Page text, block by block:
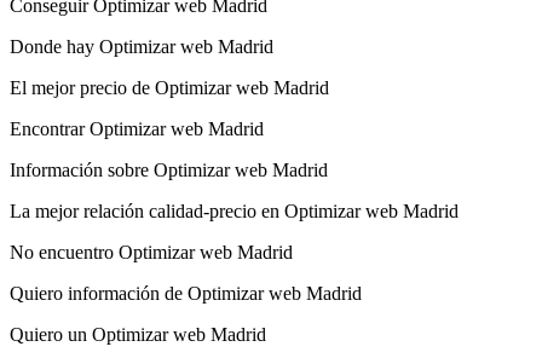
Conseguir Optimizar web Madrid
Donde hay Optimizar web Madrid
El mejor precio de Optimizar web Madrid
Encontrar Optimizar web Madrid
Información sobre Optimizar web Madrid
La mejor relación calidad-precio en Optimizar web Madrid
No encuentro Optimizar web Madrid
Quiero información de Optimizar web Madrid
Quiero un Optimizar web Madrid